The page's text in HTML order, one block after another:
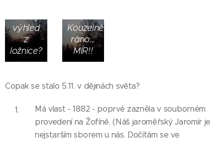
výhled
z
ložnice?
Kouzelné
ráno...
MÍR!!
Copak se stalo 5.11. v dějinách světa?
Má vlast - 1882 - poprvé zazněla v souborném
provedení na Žofíně. (Náš jaroměřský Jaromír je
nejstarším sborem u nás. Dočítám se ve